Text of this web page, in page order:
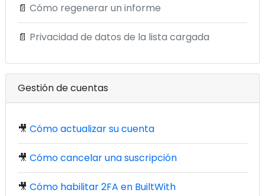
📄 Cómo regenerar un informe
📄 Privacidad de datos de la lista cargada
Gestión de cuentas
🎥 Cómo actualizar su cuenta
🎥 Cómo cancelar una suscripción
🎥 Cómo habilitar 2FA en BuiltWith